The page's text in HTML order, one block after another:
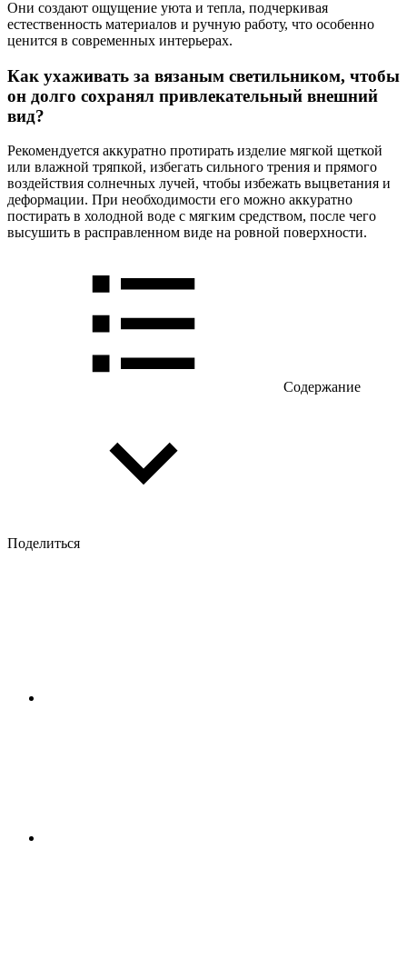
Они создают ощущение уюта и тепла, подчеркивая
естественность материалов и ручную работу, что особенно
ценится в современных интерьерах.
Как ухаживать за вязаным светильником, чтобы
он долго сохранял привлекательный внешний
вид?
Рекомендуется аккуратно протирать изделие мягкой щеткой
или влажной тряпкой, избегать сильного трения и прямого
воздействия солнечных лучей, чтобы избежать выцветания и
деформации. При необходимости его можно аккуратно
постирать в холодной воде с мягким средством, после чего
высушить в расправленном виде на ровной поверхности.
Содержание
Поделиться